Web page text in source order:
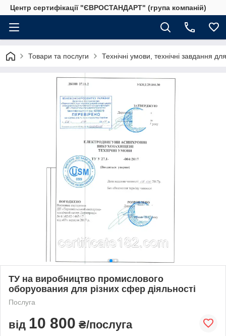
Центр сертифікації "ЄВРОСТАНДАРТ" (група компаній)
Товари та послуги Технічні умови, технічні завдання
ТУ на виробництво промислового
оборуования для різних сфер діяльності
Послуга
від 10 800 ₴/послуга